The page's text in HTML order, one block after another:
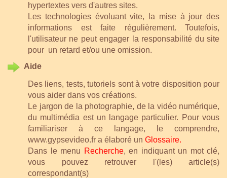
hypertextes vers d'autres sites.
Les technologies évoluant vite, la mise à jour des
informations est faite régulièrement. Toutefois,
l'utilisateur ne peut engager la responsabilité du site
pour un retard et/ou une omission.
Aide
Des liens, tests, tutoriels sont à votre disposition pour
vous aider dans vos créations.
Le jargon de la photographie, de la vidéo numérique,
du multimédia est un langage particulier. Pour vous
familiariser à ce langage, le comprendre,
www.gypsevideo.fr a élaboré un Glossaire.
Dans le menu Recherche, en indiquant un mot clé,
vous pouvez retrouver l'(les) article(s)
correspondant(s)